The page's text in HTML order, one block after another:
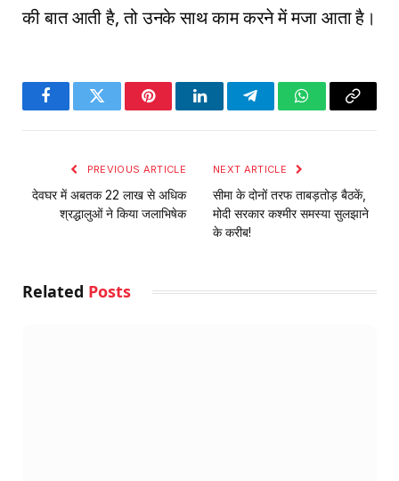
की बात आती है, तो उनके साथ काम करने में मजा आता है।
FacebookTwitter PinterestLinkedInTelegramWhatsApp
Copy
PREVIOUS ARTICLE
देवघर में अबतक 22 लाख से अधिक
श्रद्धालुओं ने किया जलाभिषेक
NEXT ARTICLE
सीमा के दोनों तरफ ताबड़तोड़ बैठकें,
मोदी सरकार कश्मीर समस्या सुलझाने
के करीब!
Related Posts